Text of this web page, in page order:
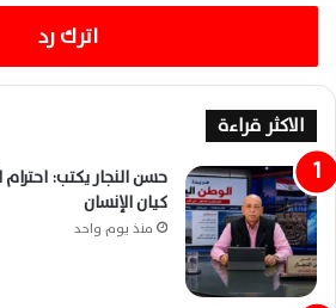
اترك رد
الاكثر قراءة
حسن النجار يكتب:
كيان الإنسان
منذ يوم واحد